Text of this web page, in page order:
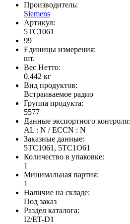
Производитель:
Siemens
Артикул:
5TC1061
99
Единицы измерения:
шт.
Вес Нетто:
0.442 кг
Вид продуктов:
Встраиваемое радио
Группа продукта:
5577
Данные экспортного контроля:
AL : N / ECCN : N
Заказные данные:
5TC1061, 5TC1O61
Количество в упаковке:
1
Минимальная партия:
1
Наличие на складе:
Под заказ
Раздел каталога:
I2/ET-D1